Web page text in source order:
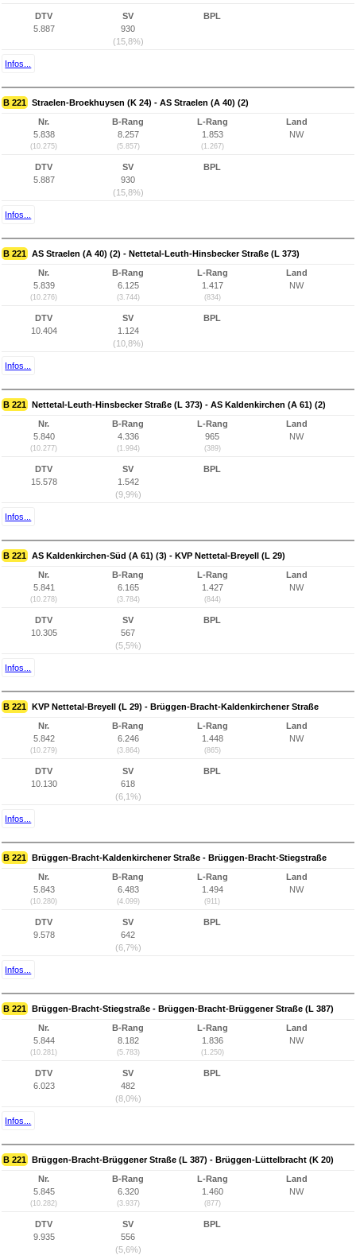
DTV
5.887
SV
930
(15,8%)
BPL
Infos...
B 221 Straelen-Broekhuysen (K 24) - AS Straelen (A 40) (2)
Nr.
5.838
(10.275)
B-Rang
8.257
(5.857)
L-Rang
1.853
(1.267)
Land
NW
DTV
5.887
SV
930
(15,8%)
BPL
Infos...
B 221 AS Straelen (A 40) (2) - Nettetal-Leuth-Hinsbecker Straße (L 373)
Nr.
5.839
(10.276)
B-Rang
6.125
(3.744)
L-Rang
1.417
(834)
Land
NW
DTV
10.404
SV
1.124
(10,8%)
BPL
Infos...
B 221 Nettetal-Leuth-Hinsbecker Straße (L 373) - AS Kaldenkirchen (A 61) (2)
Nr.
5.840
(10.277)
B-Rang
4.336
(1.994)
L-Rang
965
(389)
Land
NW
DTV
15.578
SV
1.542
(9,9%)
BPL
Infos...
B 221 AS Kaldenkirchen-Süd (A 61) (3) - KVP Nettetal-Breyell (L 29)
Nr.
5.841
(10.278)
B-Rang
6.165
(3.784)
L-Rang
1.427
(844)
Land
NW
DTV
10.305
SV
567
(5,5%)
BPL
Infos...
B 221 KVP Nettetal-Breyell (L 29) - Brüggen-Bracht-Kaldenkirchener Straße
Nr.
5.842
(10.279)
B-Rang
6.246
(3.864)
L-Rang
1.448
(865)
Land
NW
DTV
10.130
SV
618
(6,1%)
BPL
Infos...
B 221 Brüggen-Bracht-Kaldenkirchener Straße - Brüggen-Bracht-Stiegstraße
Nr.
5.843
(10.280)
B-Rang
6.483
(4.099)
L-Rang
1.494
(911)
Land
NW
DTV
9.578
SV
642
(6,7%)
BPL
Infos...
B 221 Brüggen-Bracht-Stiegstraße - Brüggen-Bracht-Brüggener Straße (L 387)
Nr.
5.844
(10.281)
B-Rang
8.182
(5.783)
L-Rang
1.836
(1.250)
Land
NW
DTV
6.023
SV
482
(8,0%)
BPL
Infos...
B 221 Brüggen-Bracht-Brüggener Straße (L 387) - Brüggen-Lüttelbracht (K 20)
Nr.
5.845
(10.282)
B-Rang
6.320
(3.937)
L-Rang
1.460
(877)
Land
NW
DTV
9.935
SV
556
(5,6%)
BPL